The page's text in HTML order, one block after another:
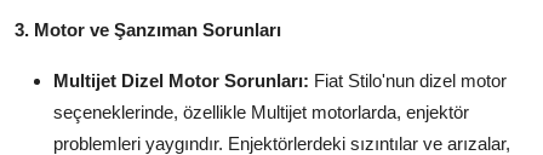
3. Motor ve Şanzıman Sorunları
Multijet Dizel Motor Sorunları: Fiat Stilo'nun dizel motor
seçeneklerinde, özellikle Multijet motorlarda, enjektör
problemleri yaygındır. Enjektörlerdeki sızıntılar ve arızalar,